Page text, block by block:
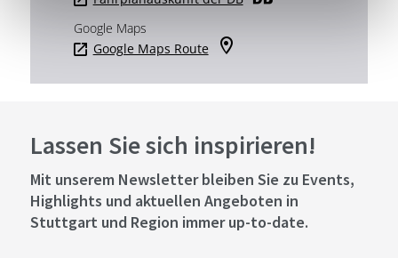
Google Maps
Google Maps Route
Lassen Sie sich inspirieren!
Mit unserem Newsletter bleiben Sie zu Events,
Highlights und aktuellen Angeboten in
Stuttgart und Region immer up-to-date.